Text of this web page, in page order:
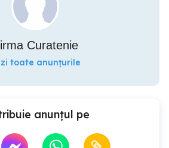
Curatenie
toate anunțurile
anunțul pe